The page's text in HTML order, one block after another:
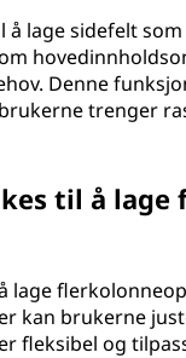
lage sidefelt
Denne
trenger
til å
lage
kan brukerne
fleksibel og